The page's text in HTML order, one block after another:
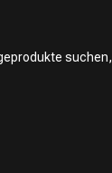
suchen,